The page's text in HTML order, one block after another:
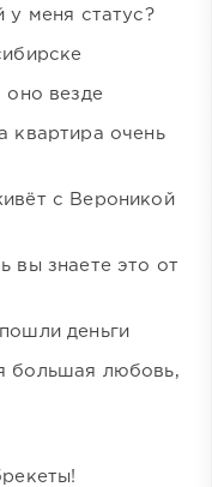
у меня статус?
оно везде
квартира очень
с Вероникой
вы знаете это от
деньги
большая любовь,